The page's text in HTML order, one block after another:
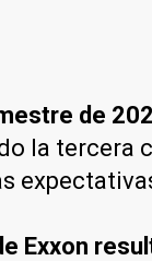
de
la
Exxon